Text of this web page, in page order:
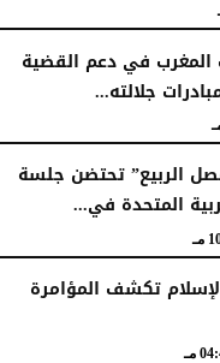
في دعم القضية
جلالته...
الربيع” تحتضن جلسة
المتحدة في...
تكشف المؤامرة
مـ